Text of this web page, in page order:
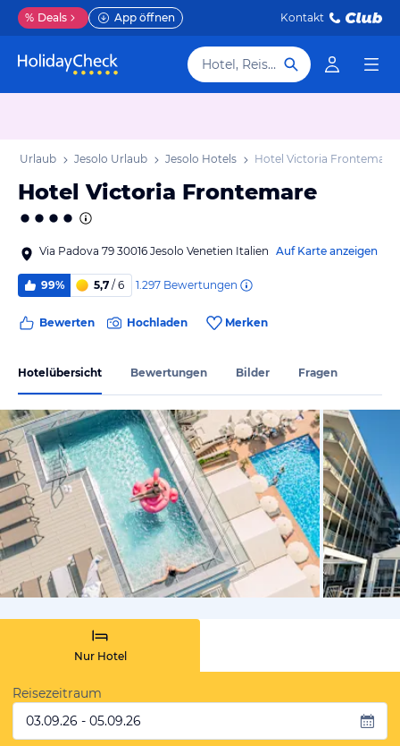
% Deals App öffnen Kontakt
Hotel, Reiseziel
Urlaub Jesolo Urlaub Jesolo Hotels Hotel Victoria Frontemare
Hotel Victoria Frontemare
Via Padova 79 30016 Jesolo Venetien Italien Auf Karte anzeigen
99% 5,7 / 6 1.297 Bewertungen
Bewerten Hochladen Merken
Hotelübersicht Bewertungen Bilder Fragen
vom
Nur Hotel
Reisezeitraum
03.09.26 - 05.09.26